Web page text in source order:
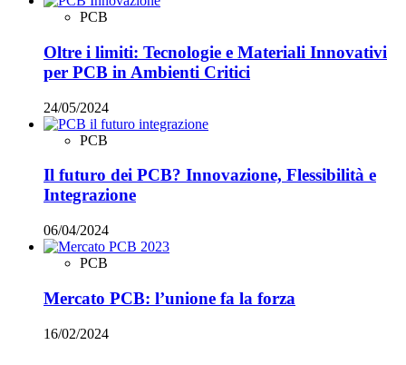
PCB
Oltre i limiti: Tecnologie e Materiali Innovativi
per PCB in Ambienti Critici
24/05/2024
PCB
Il futuro dei PCB? Innovazione, Flessibilità e
Integrazione
06/04/2024
PCB
Mercato PCB: l’unione fa la forza
16/02/2024